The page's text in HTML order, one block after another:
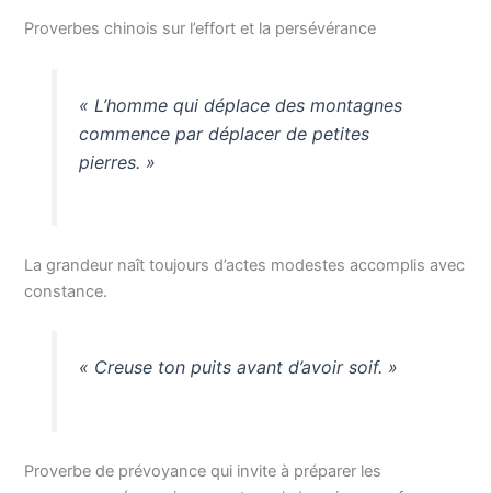
Proverbes chinois sur l’effort et la persévérance
« L’homme qui déplace des montagnes
commence par déplacer de petites
pierres. »
La grandeur naît toujours d’actes modestes accomplis avec
constance.
« Creuse ton puits avant d’avoir soif. »
Proverbe de prévoyance qui invite à préparer les